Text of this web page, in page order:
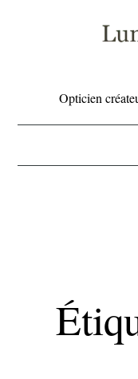
Opticien